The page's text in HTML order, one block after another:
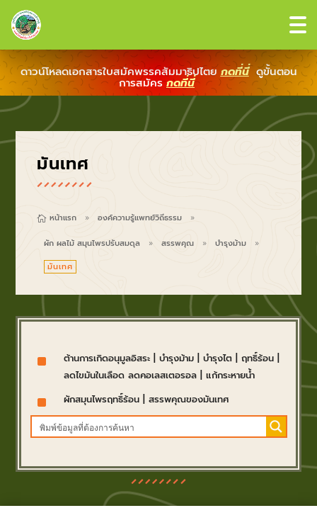
ดาวน์โหลดเอกสารใบสมัคพรรคสัมมาธิปไตย กดที่นี่ ดูขั้นตอน
การสมัครกดที่นี่
มันเทศ
 หน้าแรก 9 องค์ความรู้แพทย์วิถีธรรม 9
ผัก ผลไม้ สมุนไพรปรับสมดุล 9 สรรพคุณ 9 บำรุงม้าม 9
มันเทศ
^ ต้านการเกิดอนุมูลอิสระ| บำรุงม้าม| บำรุงไต| ฤทธิ์ร้อน|
ลดไขมันในเลือด ลดคอเลสเตอรอล| แก้กระหายน้ำ
^ ผักสมุนไพรฤทธิ์ร้อน| สรรพคุณของมันเทศ